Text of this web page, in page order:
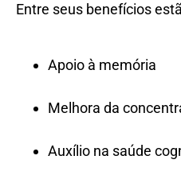
Entre seus benefícios
Apoio à memória
Melhora da
Auxílio na saúde